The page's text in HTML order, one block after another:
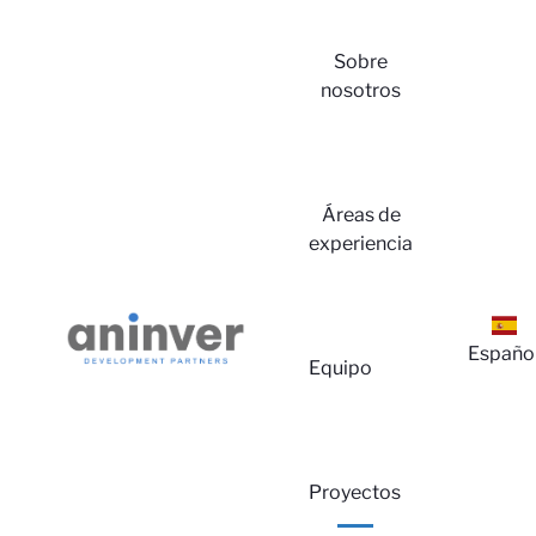
Sobre
nosotros
Áreas de
experiencia
Equipo
Proyectos